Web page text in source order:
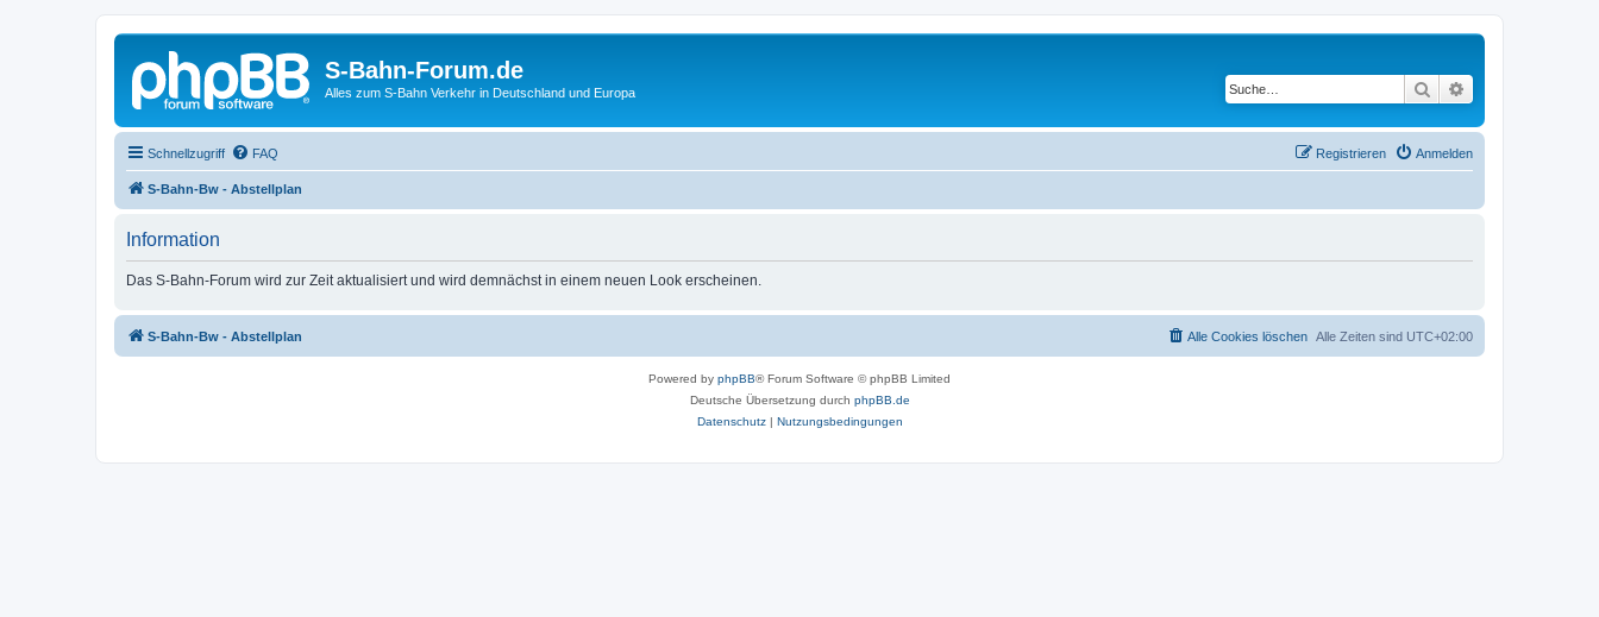
S-Bahn-Forum.de
Alles zum S-Bahn Verkehr in Deutschland und Europa Suche
Schnellzugriff FAQ Anmelden
Registrieren
S-Bahn-Bw - Abstellplan
Information
Das S-Bahn-Forum wird zur Zeit aktualisiert und wird demnächst in einem neuen Look erscheinen.
S-Bahn-Bw - Abstellplan Alle Zeiten sind UTC+02:00
Alle Cookies löschen
Powered by phpBB® Forum Software © phpBB Limited
Deutsche Übersetzung durch phpBB.de
Datenschutz| Nutzungsbedingungen